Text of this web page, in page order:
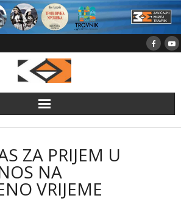
ZA PRIJEM U
NA
VRIJEME